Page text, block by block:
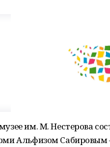
им. М. Нестерова
Альфизом Сабировым